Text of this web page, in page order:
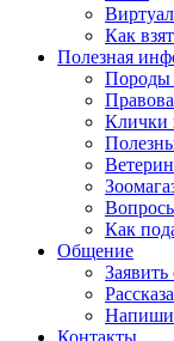
Как
Полезная
Породы
Клички
Как
Общение
Контакты